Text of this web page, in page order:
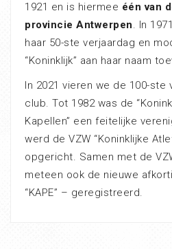
1921 en is hiermee één van
provincie Antwerpen. In
haar 50-ste verjaardag en
“Koninklijk” aan haar naam
In 2021 vieren we de 100-ste
club. Tot 1982 was de
Kapellen” een feitelijke
werd de VZW “Koninklijke
opgericht. Samen met de
meteen ook de nieuwe
“KAPE” – geregistreerd.